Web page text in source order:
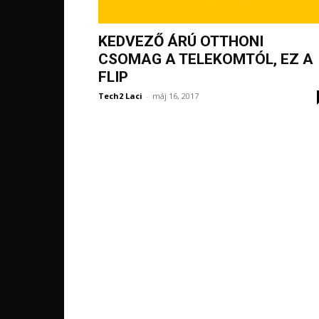
KEDVEZŐ ÁRÚ OTTHONI
CSOMAG A TELEKOMTÓL, EZ A
FLIP
Tech2 Laci - máj 16, 2017